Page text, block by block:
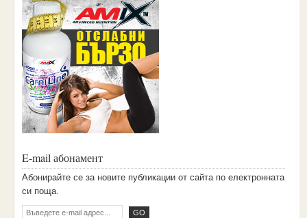
E-mail абонамент
Aбoниpaйтe ce зa нoвитe пyбликaции oт caйтa пo eлeктpoннaтa
cи пoщa.